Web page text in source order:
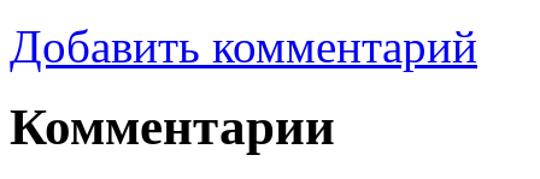
Добавить комментарий
Комментарии